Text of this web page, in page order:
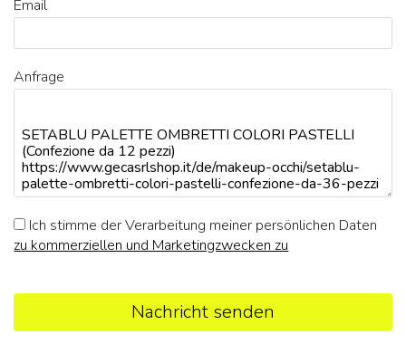
Email
Anfrage
Ich stimme der Verarbeitung meiner persönlichen Daten
zu kommerziellen und Marketingzwecken zu
Nachricht senden